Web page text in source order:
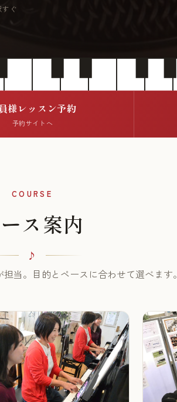
すぐ
様レッスン予約
予約サイトへ
COURSE
ス案内
当。目的とペースに合わせて選べます。